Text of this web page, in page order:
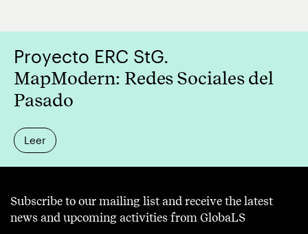
Proyecto ERC StG.
MapModern: Redes Sociales del
Pasado
Leer
Subscribe to our mailing list and receive the latest
news and upcoming activities from GlobaLS